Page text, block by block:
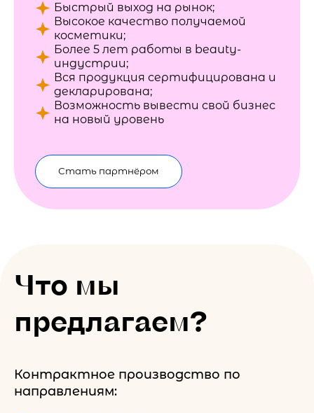
Быстрый выход на рынок;
Высокое качество получаемой
косметики;
Более 5 лет работы в beauty-
индустрии;
Вся продукция сертифицирована и
декларирована;
Возможность вывести свой бизнес
на новый уровень
Стать партнёром
Что мы
предлагаем?
Контрактное производство по
направлениям: